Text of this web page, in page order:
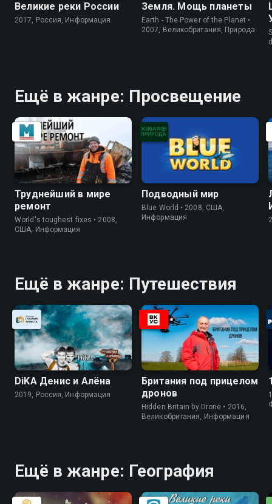
Великие реки России
2017, Россия, Информация
Земля. Мощь планеты
Earth - The Power of the Planet •
2007, Великобритания, Природа
Ещё в жанре: Просвещение
Труднейший в мире
ремонт
World's toughest fixes • 2008,
США, Информация
Подводный мир
Blue World • 2008, США,
Информация
Ещё в жанре: Путешествия
DiKA Денис и Алёна
2019, Россия, Информация
Британия под прицелом
дронов
Hidden Britain by Drone • 2016,
Великобритания, Информация
Ещё в жанре: География